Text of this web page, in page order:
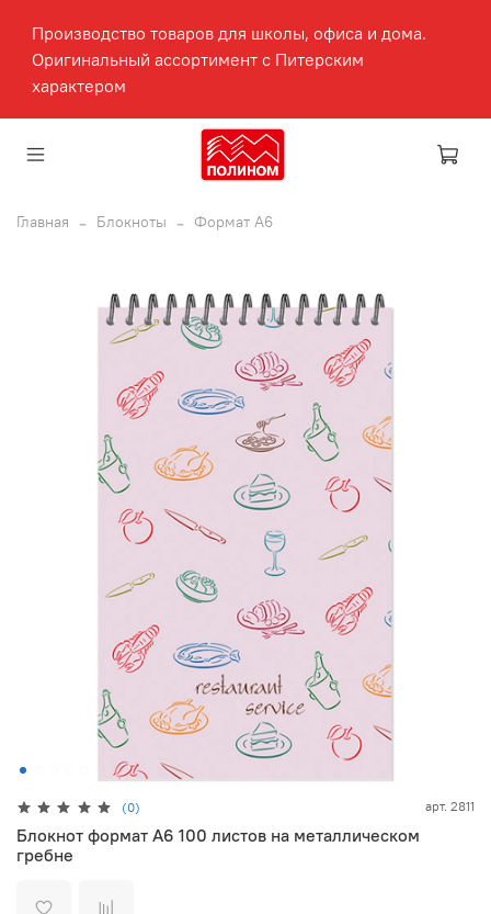
Производство товаров для школы, офиса и дома.
Оригинальный ассортимент с Питерским
характером
Главная Блокноты Формат А6
(0) арт. 2811
Блокнот формат А6 100 листов на металлическом
гребне